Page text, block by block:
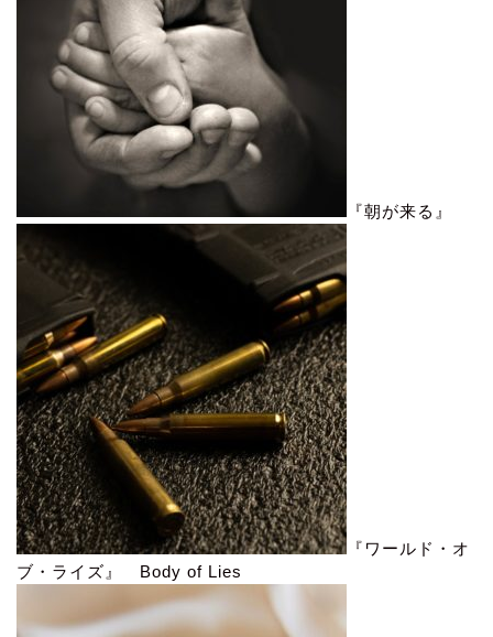
『朝が来る』
『ワールド・オ
ブ・ライズ』 Body of Lies